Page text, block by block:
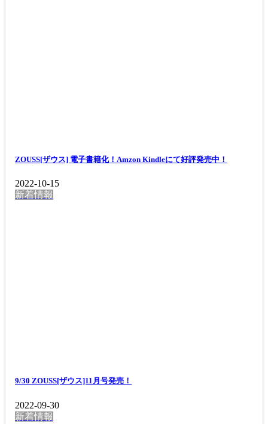
ZOUSS[ザウス] 電子書籍化！Amzon Kindleにて好評発売中！
2022-10-15
新着情報
9/30 ZOUSS[ザウス]11月号発売！
2022-09-30
新着情報